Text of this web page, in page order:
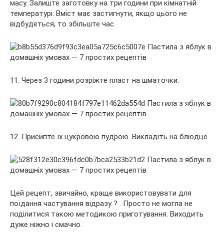
масу. Залиште заготовку на три години при кімнатній
температурі. Вміст має застигнути, якщо цього не
відбудеться, то збільште час.
11. Через 3 години розріжте пласт на шматочки.
12. Присипте їх цукровою пудрою. Викладіть на блюдце.
Цей рецепт, звичайно, краще використовувати для
поїдання частування відразу ? . Просто не могла не
поділитися такою методикою приготування. Виходить
дуже ніжно і смачно.